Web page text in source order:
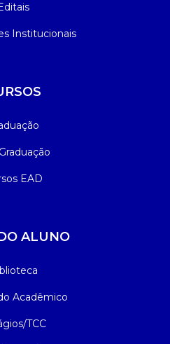
Institucionais
EAD
ALUNO
Acadêmico
TCC